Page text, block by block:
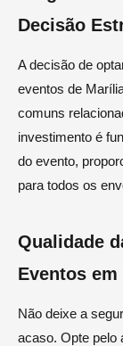
Decisão
A decisão de
eventos de
comuns
investimento é
do evento,
para todos os
Qualidade
Eventos
Não deixe a
acaso. Opte pelo